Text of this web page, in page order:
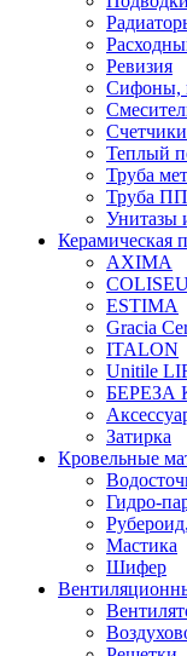
Ревизия
Сифоны,
Теплый
Труба
Труба
Унитазы
Керамическая
AXIMA
ESTIMA
Gracia
ITALON
Unitile
БЕРЕЗА
Затирка
Кровельные
Гидро-
Мастика
Шифер